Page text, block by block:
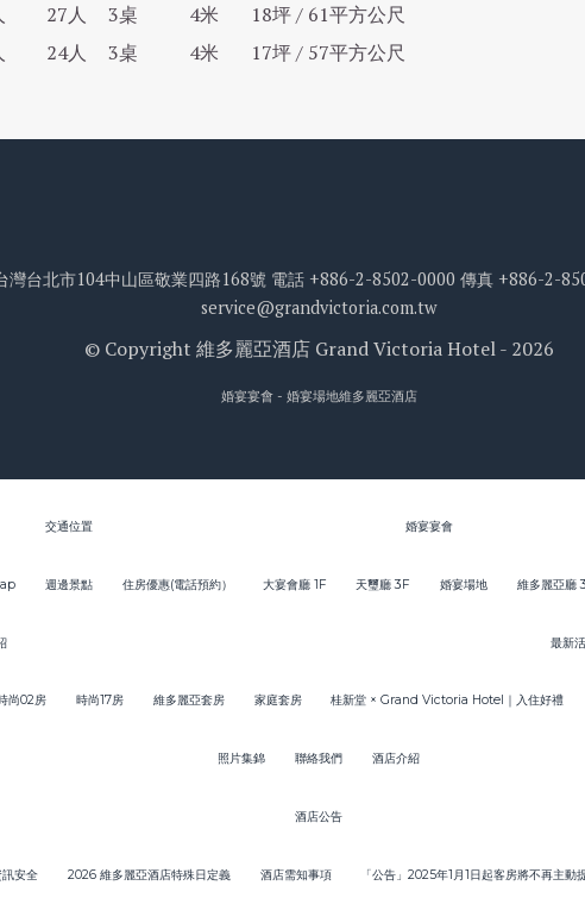
27人 3桌 4米
18坪 / 61平方公尺
24人 3桌 4米 17坪 / 57平方公尺
灣台北市104中山區敬業四路168號 電話 +886-2-8502-0000 傳真 +886-2-
service@grandvictoria.com.tw
© Copyright 維多麗亞酒店 Grand Victoria Hotel - 2026
婚宴宴會 - 婚宴場地維多麗亞酒店
交通位置
週邊景點 住房優惠(電話預約）
婚宴宴會
大宴會廳 1F 天璽廳 3F 婚宴場地 維多麗亞廳
尚02房 時尚17房 維多麗亞套房 家庭套房
最新
桂新堂 × Grand Victoria Hotel｜入住好禮
照片集錦 聯絡我們 酒店介紹
酒店公告
安全 2026 維多麗亞酒店特殊日定義 酒店需知事項 「公告」2025年1月1日起客房將不再主動